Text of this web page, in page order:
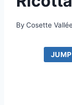
By Cosette